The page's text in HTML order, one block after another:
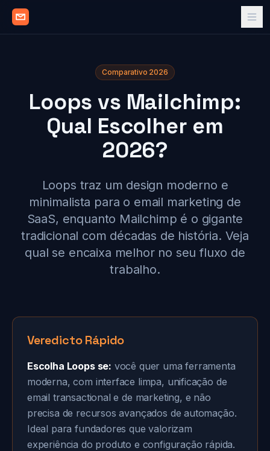
Comparativo 2026
Loops vs Mailchimp:
Qual Escolher em
2026?
Loops traz um design moderno e
minimalista para o email marketing de
SaaS, enquanto Mailchimp é o gigante
tradicional com décadas de história. Veja
qual se encaixa melhor no seu fluxo de
trabalho.
Veredicto Rápido
Escolha Loops se: você quer uma ferramenta
moderna, com interface limpa, unificação de
email transactional e de marketing, e não
precisa de recursos avançados de automação.
Ideal para fundadores que valorizam
experiência do produto e configuração rápida.